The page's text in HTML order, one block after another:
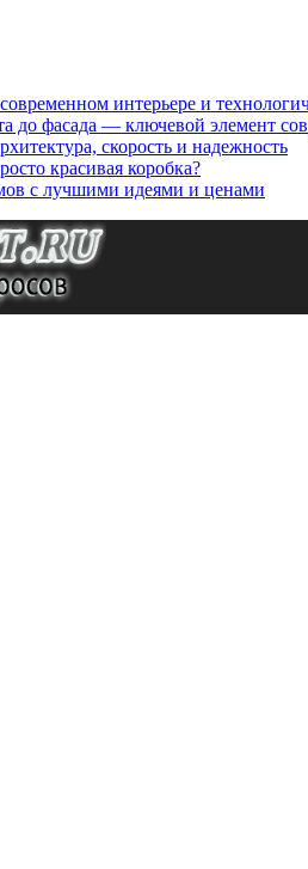
интерьере и
до фасада — ключевой элемент
скорость и надежность
красивая коробка?
с лучшими идеями и ценами